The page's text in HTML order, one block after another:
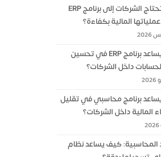
لماذا تحتاج الشركات إلى برنامج ERP
عملياتها المالية بكفاءة؟
كيف يساعد برنامج ERP في تحسين
داخل الشركات؟
برنامج محاسبي في تقليل
المالية داخل الشركات؟
المحاسبية: كيف يساعد نظام